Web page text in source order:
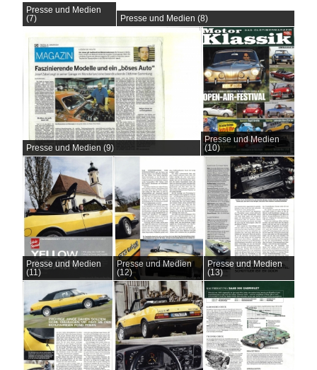
Presse und Medien
(7)
Presse und Medien (8)
Presse und Medien (9)
Presse und Medien
(10)
Presse und Medien
(11)
Presse und Medien
(12)
Presse und Medien
(13)